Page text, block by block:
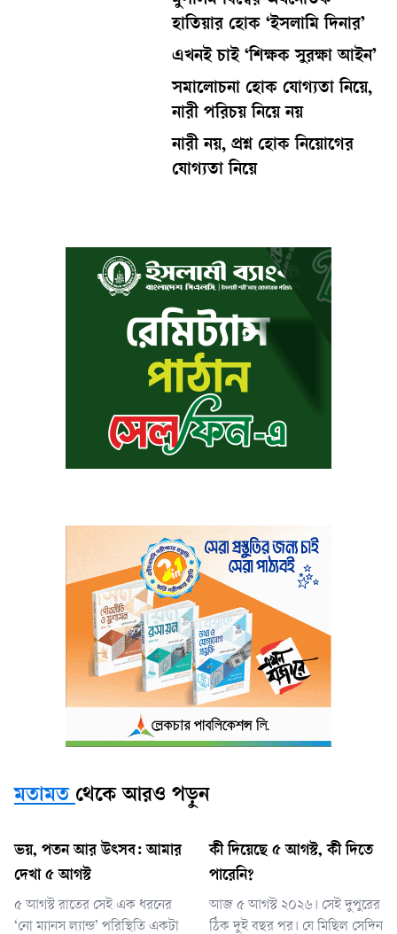
হাতিয়ার হোক ‘ইসলামি দিনার’
এখনই চাই ‘শিক্ষক সুরক্ষা আইন’
সমালোচনা হোক যোগ্যতা নিয়ে,
নারী পরিচয় নিয়ে নয়
নারী নয়, প্রশ্ন হোক নিয়োগের
যোগ্যতা নিয়ে
মতামত থেকে আরও পড়ুন
ভয়, পতন আর উৎসব: আমার
দেখা ৫ আগস্ট
৫ আগস্ট রাতের সেই এক ধরনের
‘নো ম্যানস ল্যান্ড’ পরিস্থিতি একটা
কী দিয়েছে ৫ আগস্ট, কী দিতে
পারেনি?
আজ ৫ আগস্ট ২০২৬। সেই দুপুরের
ঠিক দুই বছর পর। যে মিছিল সেদিন